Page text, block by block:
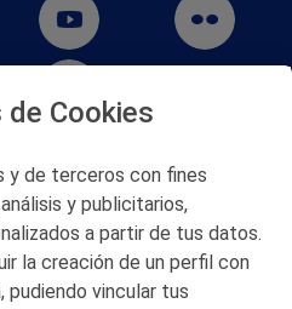
Muñatones,
(Bizkaia)
357 000
S.A.
Cookies
y de terceros con fines
y publicitarios,
a partir de tus datos.
la creación de un perfil con
pudiendo vincular tus